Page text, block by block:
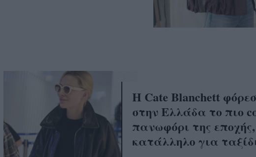
H Cate Blanchett
στην Ελλάδα το πιο
πανωφόρι της εποχής,
κατάλληλο για